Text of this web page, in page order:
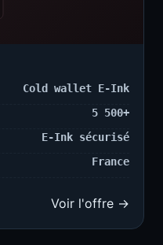
Cold wallet E-Ink
5 500+
E-Ink sécurisé
France
Voir l'offre →